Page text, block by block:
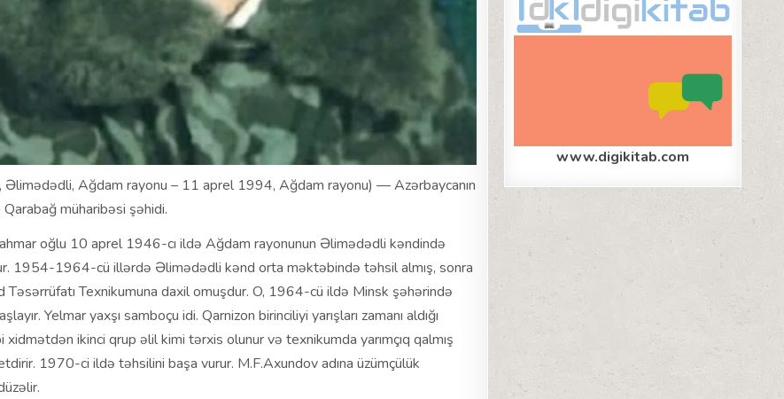
Ağdam rayonu – 11 aprel 1994, Ağdam rayonu) — Azərbaycanın
Qarabağ müharibəsi şəhidi.
oğlu 10 aprel 1946-cı ildə Ağdam rayonunun Əlimədədli kəndində
1954-1964-cü illərdə Əlimədədli kənd orta məktəbində təhsil almış, sonra
Təsərrüfatı Texnikumuna daxil omuşdur. O, 1964-cü ildə Minsk şəhərində
Yelmar yaxşı samboçu idi. Qarnizon birinciliyi yarışları zamanı aldığı
xidmətdən ikinci qrup əlil kimi tərxis olunur və texnikumda yarımçıq qalmış
1970-ci ildə təhsilini başa vurur. M.F.Axundov adına üzümçülük
www.digikitab.com